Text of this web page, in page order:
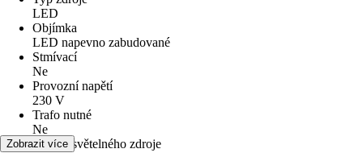
LED
Objímka
LED napevno zabudované
Stmívací
Ne
Provozní napětí
230 V
Trafo nutné
Ne
Včetně světelného zdroje
Zobrazit více